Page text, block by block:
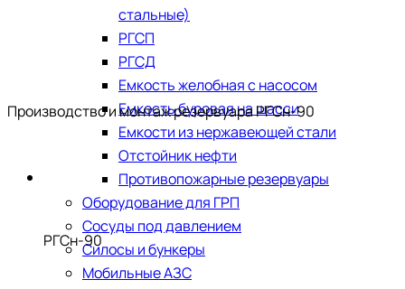
стальные)
РГСП
РГСД
Емкость желобная с насосом
Емкость буровая на шасси
Емкости из нержавеющей стали
​Отстойник нефти
Противопожарные резервуары
Оборудование для ГРП
Сосуды под давлением
Силосы и бункеры
Мобильные АЗС
Производство и монтаж резервуара РГСн-90
РГСн-90